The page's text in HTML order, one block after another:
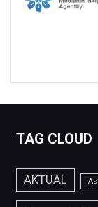
TAG CLOUD
AKTUAL